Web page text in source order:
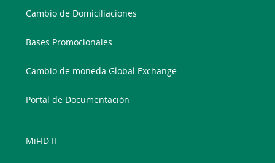
Cambio de Domiciliaciones
Bases Promocionales
Cambio de moneda Global Exchange
Portal de Documentación
MiFID II